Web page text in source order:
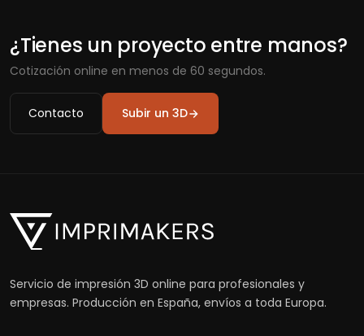
¿Tienes un proyecto entre manos?
Cotización online en menos de 60 segundos.
Contacto Subir un 3D
Servicio de impresión 3D online para profesionales y
empresas. Producción en España, envíos a toda Europa.